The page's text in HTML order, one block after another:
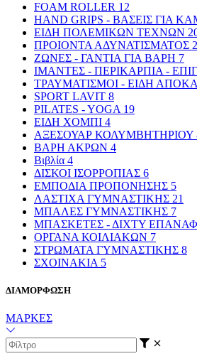
FOAM ROLLER 12
HAND GRIPS - ΒΑΣΕΙΣ ΓΙΑ
ΕΙΔΗ ΠΟΛΕΜΙΚΩΝ ΤΕΧΝΩΝ
ΠΡΟΙΟΝΤΑ ΑΔΥΝΑΤΙΣΜΑΤΟΣ 2
ΖΩΝΕΣ - ΓΑΝΤΙΑ ΓΙΑ ΒΑΡΗ 7
ΙΜΑΝΤΕΣ - ΠΕΡΙΚΑΡΠΙΑ -
ΤΡΑΥΜΑΤΙΣΜΟΙ - ΕΙΔΗ
SPORT LAVIT 8
PILATES - YOGA 19
ΕΙΔΗ ΧΟΜΠΙ 4
ΑΞΕΣΟΥΑΡ ΚΟΛΥΜΒΗΤΗΡΙΟΥ
ΒΑΡΗ ΑΚΡΩΝ 4
Βιβλία 4
ΔΙΣΚΟΙ ΙΣΟΡΡΟΠΙΑΣ 6
ΕΜΠΟΔΙΑ ΠΡΟΠΟΝΗΣΗΣ 5
ΛΑΣΤΙΧΑ ΓΥΜΝΑΣΤΙΚΗΣ 21
ΜΠΑΛΕΣ ΓΥΜΝΑΣΤΙΚΗΣ 7
ΜΠΑΣΚΕΤΕΣ - ΔΙΧΤΥ
ΟΡΓΑΝΑ ΚΟΙΛΙΑΚΩΝ 7
ΣΤΡΩΜΑΤΑ ΓΥΜΝΑΣΤΙΚΗΣ 8
ΣΧΟΙΝΑΚΙΑ 5
ΔΙΑΜΟΡΦΩΣΗ
ΜΑΡΚΕΣ